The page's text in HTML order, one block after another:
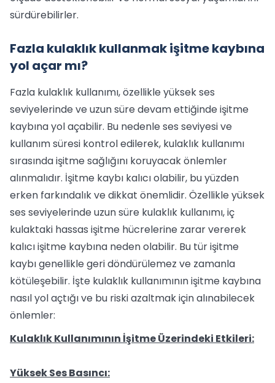
sürdürebilirler.
Fazla kulaklık kullanmak işitme kaybına
yol açar mı?
Fazla kulaklık kullanımı, özellikle yüksek ses
seviyelerinde ve uzun süre devam ettiğinde işitme
kaybına yol açabilir. Bu nedenle ses seviyesi ve
kullanım süresi kontrol edilerek, kulaklık kullanımı
sırasında işitme sağlığını koruyacak önlemler
alınmalıdır. İşitme kaybı kalıcı olabilir, bu yüzden
erken farkındalık ve dikkat önemlidir. Özellikle yüksek
ses seviyelerinde uzun süre kulaklık kullanımı, iç
kulaktaki hassas işitme hücrelerine zarar vererek
kalıcı işitme kaybına neden olabilir. Bu tür işitme
kaybı genellikle geri döndürülemez ve zamanla
kötüleşebilir. İşte kulaklık kullanımının işitme kaybına
nasıl yol açtığı ve bu riski azaltmak için alınabilecek
önlemler:
Kulaklık Kullanımının İşitme Üzerindeki Etkileri:
Yüksek Ses Basıncı: